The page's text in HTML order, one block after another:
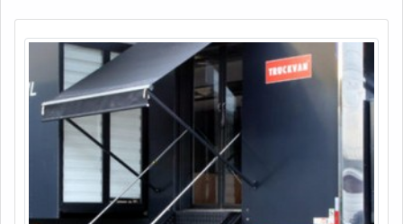
Hackat